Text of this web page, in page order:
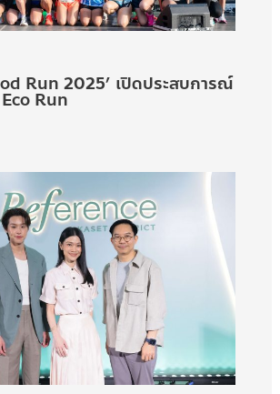
Run 2025’ เปิดประสบการณ์
Run